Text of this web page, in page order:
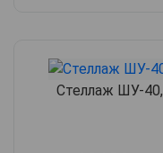
Стеллаж ШУ-40,